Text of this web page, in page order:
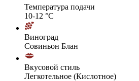
Температура подачи
10-12 °С
Виноград
Совиньон Блан
Вкусовой стиль
Легкотельное (Кислотное)